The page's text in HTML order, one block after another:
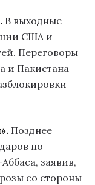
В выходные
США и
Переговоры
и Пакистана
Позднее
по
заявив,
со стороны